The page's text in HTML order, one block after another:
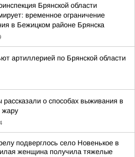
Брянской области
временное ограничение
в Бежицком районе Брянска
артиллерией по Брянской области
рассказали о способах выживания в
жару
подверглось село Новенькое в
женщина получила тяжелые